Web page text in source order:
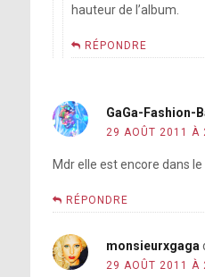
hauteur de l’album.
RÉPONDRE
GaGa-Fashion-
29 AOÛT 2011 À
Mdr elle est encore dans le
RÉPONDRE
monsieurxgaga
29 AOÛT 2011 À